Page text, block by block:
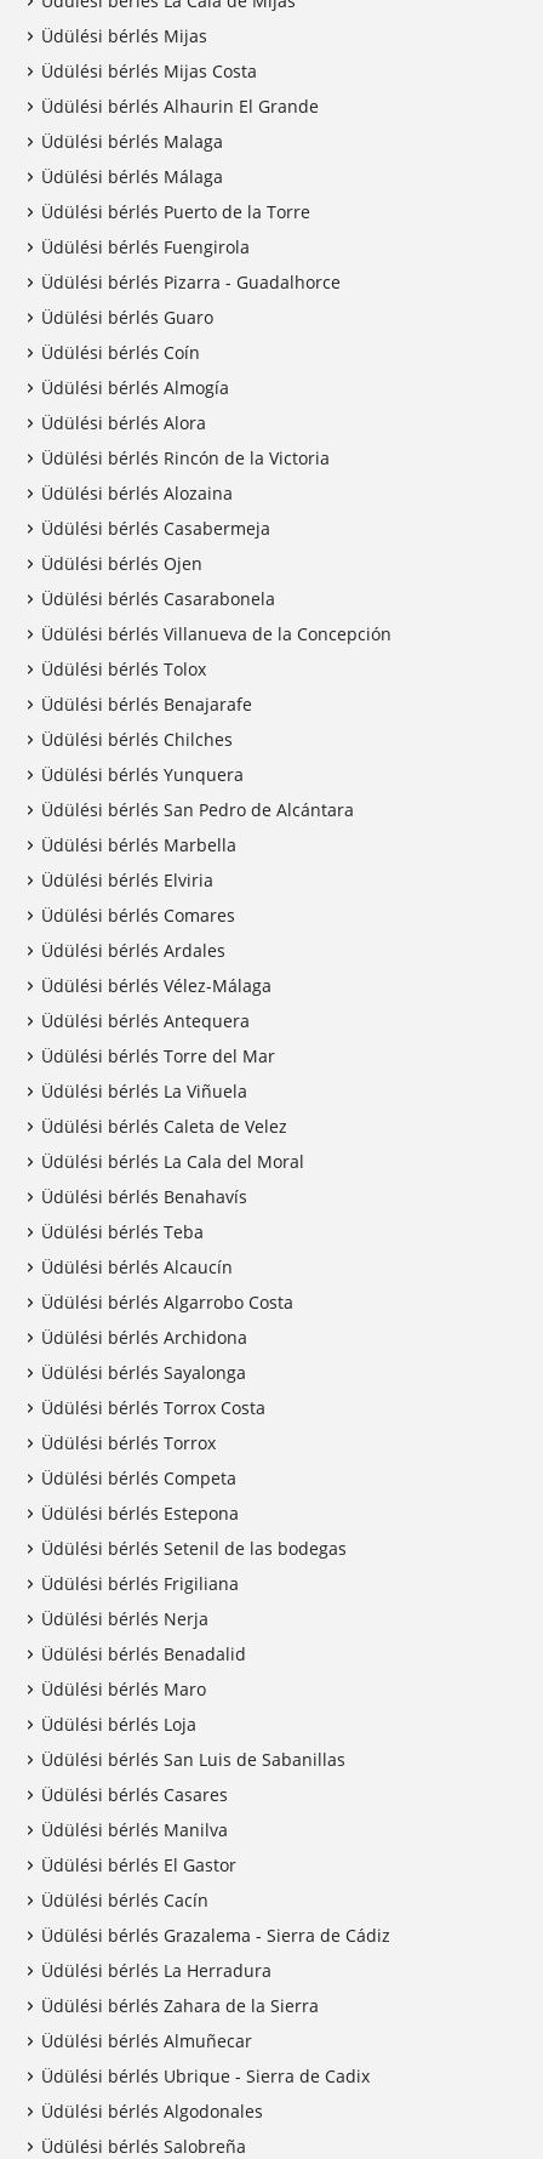
Üdülési bérlés Mijas
Üdülési bérlés Mijas Costa
Üdülési bérlés Alhaurin El Grande
Üdülési bérlés Malaga
Üdülési bérlés Málaga
Üdülési bérlés Puerto de la Torre
Üdülési bérlés Fuengirola
Üdülési bérlés Pizarra - Guadalhorce
Üdülési bérlés Guaro
Üdülési bérlés Coín
Üdülési bérlés Almogía
Üdülési bérlés Alora
Üdülési bérlés Rincón de la Victoria
Üdülési bérlés Alozaina
Üdülési bérlés Casabermeja
Üdülési bérlés Ojen
Üdülési bérlés Casarabonela
Üdülési bérlés Villanueva de la Concepción
Üdülési bérlés Tolox
Üdülési bérlés Benajarafe
Üdülési bérlés Chilches
Üdülési bérlés Yunquera
Üdülési bérlés San Pedro de Alcántara
Üdülési bérlés Marbella
Üdülési bérlés Elviria
Üdülési bérlés Comares
Üdülési bérlés Ardales
Üdülési bérlés Vélez-Málaga
Üdülési bérlés Antequera
Üdülési bérlés Torre del Mar
Üdülési bérlés La Viñuela
Üdülési bérlés Caleta de Velez
Üdülési bérlés La Cala del Moral
Üdülési bérlés Benahavís
Üdülési bérlés Teba
Üdülési bérlés Alcaucín
Üdülési bérlés Algarrobo Costa
Üdülési bérlés Archidona
Üdülési bérlés Sayalonga
Üdülési bérlés Torrox Costa
Üdülési bérlés Torrox
Üdülési bérlés Competa
Üdülési bérlés Estepona
Üdülési bérlés Setenil de las bodegas
Üdülési bérlés Frigiliana
Üdülési bérlés Nerja
Üdülési bérlés Benadalid
Üdülési bérlés Maro
Üdülési bérlés Loja
Üdülési bérlés San Luis de Sabanillas
Üdülési bérlés Casares
Üdülési bérlés Manilva
Üdülési bérlés El Gastor
Üdülési bérlés Cacín
Üdülési bérlés Grazalema - Sierra de Cádiz
Üdülési bérlés La Herradura
Üdülési bérlés Zahara de la Sierra
Üdülési bérlés Almuñecar
Üdülési bérlés Ubrique - Sierra de Cadix
Üdülési bérlés Algodonales
Üdülési bérlés Salobreña